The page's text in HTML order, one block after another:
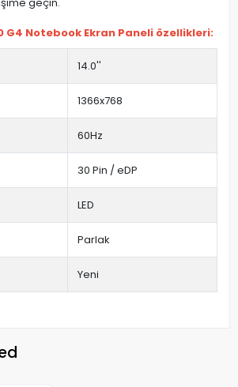
G4 Notebook Ekran Paneli özellikleri:
14.0''
1366x768
60Hz
30 Pin / eDP
LED
Parlak
Yeni